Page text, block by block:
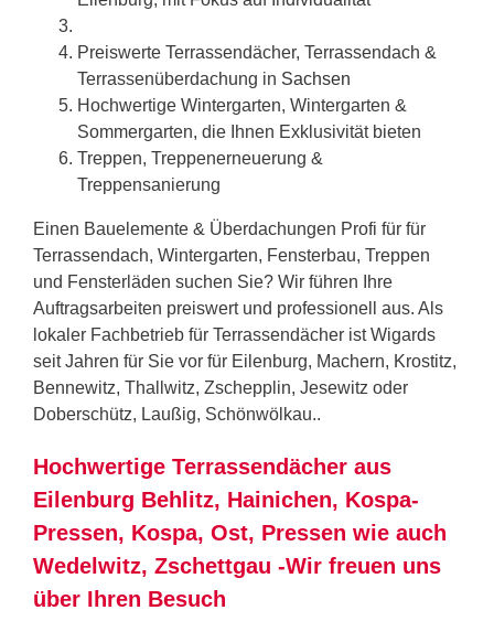
Preiswerte Terrassendächer, Terrassendach &
Terrassenüberdachung in Sachsen
Hochwertige Wintergarten, Wintergarten &
Sommergarten, die Ihnen Exklusivität bieten
Treppen, Treppenerneuerung &
Treppensanierung
Einen Bauelemente & Überdachungen Profi für für
Terrassendach, Wintergarten, Fensterbau, Treppen
und Fensterläden suchen Sie? Wir führen Ihre
Auftragsarbeiten preiswert und professionell aus. Als
lokaler Fachbetrieb für Terrassendächer ist Wigards
seit Jahren für Sie vor für Eilenburg, Machern, Krostitz,
Bennewitz, Thallwitz, Zschepplin, Jesewitz oder
Doberschütz, Laußig, Schönwölkau..
Hochwertige Terrassendächer aus
Eilenburg Behlitz, Hainichen, Kospa-
Pressen, Kospa, Ost, Pressen wie auch
Wedelwitz, Zschettgau -Wir freuen uns
über Ihren Besuch